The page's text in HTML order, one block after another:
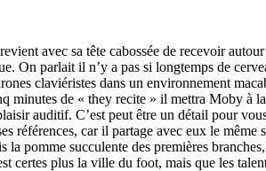
avec sa tête cabossée de recevoir
On parlait il n’y a pas si longtemps de
claviéristes dans un environnement
minutes de « they recite » il mettra Moby à
auditif. C’est peut être un détail pour
références, car il partage avec eux le
pomme succulente des premières
certes plus la ville du foot, mais que les